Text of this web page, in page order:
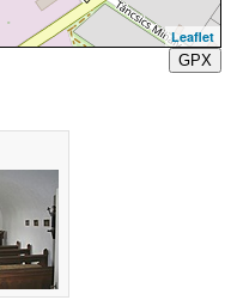
Leaflet
GPX